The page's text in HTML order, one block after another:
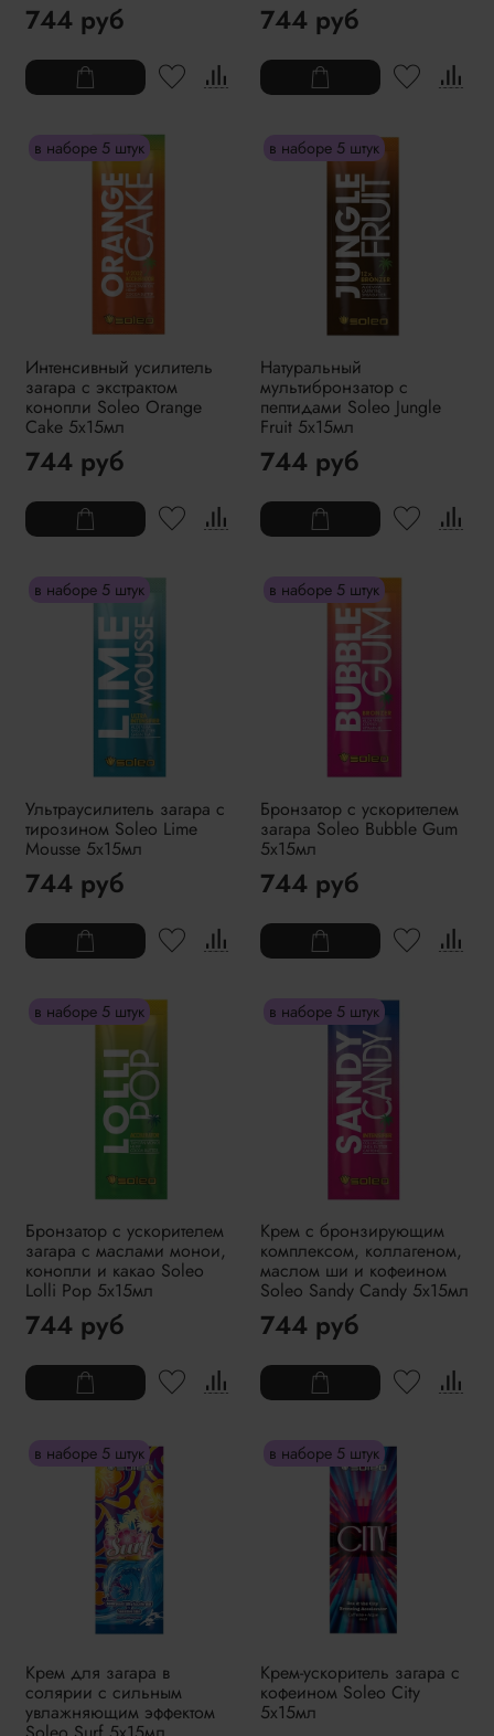
744 руб 744 руб
в наборе 5 штук
Интенсивный усилитель
загара с экстрактом
конопли Soleo Orange
Cake 5x15мл
744 руб
в наборе 5 штук
Натуральный
мультибронзатор с
пептидами Soleo Jungle
Fruit 5x15мл
744 руб
в наборе 5 штук
Ультраусилитель загара с
тирозином Soleo Lime
Mousse 5x15мл
744 руб
в наборе 5 штук
Бронзатор с ускорителем
загара Soleo Bubble Gum
5x15мл
744 руб
в наборе 5 штук
Бронзатор с ускорителем
загара с маслами монои,
конопли и какао Soleo
Lolli Pop 5x15мл
744 руб
в наборе 5 штук
Крем с бронзирующим
комплексом, коллагеном,
маслом ши и кофеином
Soleo Sandy Candy 5x15мл
744 руб
в наборе 5 штук
Крем для загара в
солярии с сильным
увлажняющим эффектом
в наборе 5 штук
Крем-ускоритель загара с
кофеином Soleo City
5x15мл